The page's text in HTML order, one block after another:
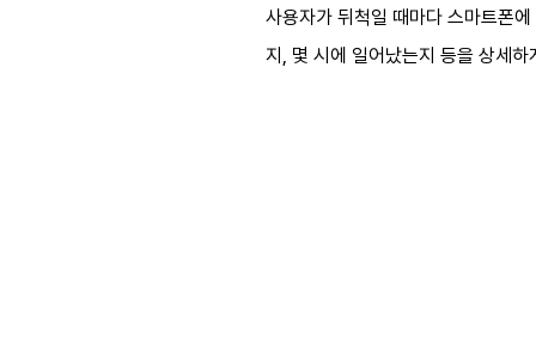
사용자가 뒤척일 때마다 스마트폰
지, 몇 시에 일어났는지 등을 상세